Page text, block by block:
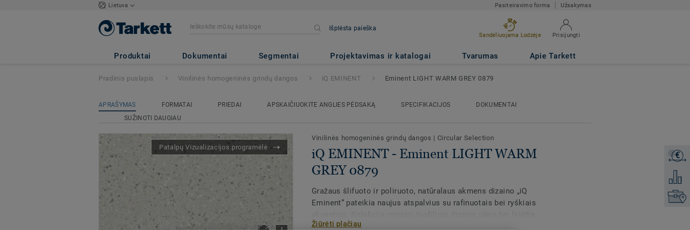
Lietuva Pasiteiravimo forma Užsakymas
Išplėsta paieška
Sandėliuojama Lodzėje Prisijungti
Produktai Dokumentai Segmentai Projektavimas ir katalogai Tvarumas Apie Tarkett
iQ EMINENT - Eminent LIGHT WARM GREY 0879
€
Pridėti
Pradinis puslapis Vinilinės homogeninės grindų dangos iQ EMINENT Eminent LIGHT WARM GREY 0879
APRAŠYMAS FORMATAI PRIEDAI APSKAIČIUOKITE ANGLIES PĖDSAKĄ SPECIFIKACIJOS
DOKUMENTAI
SUŽINOTI DAUGIAU
Patalpų Vizualizacijos programėlė
Vinilinės homogeninės grindų dangos | Circular Selection
iQ EMINENT - Eminent LIGHT WARM
GREY 0879
Gražaus šlifuoto ir poliruoto, natūralaus akmens dizaino „iQ
Eminent“ pateikia naujus atspalvius su rafinuotais bei ryškiais
kurti erdves, kuriose jaučiamasi puikiai. Šios aukštos kokybės
Žiūrėti plačiau